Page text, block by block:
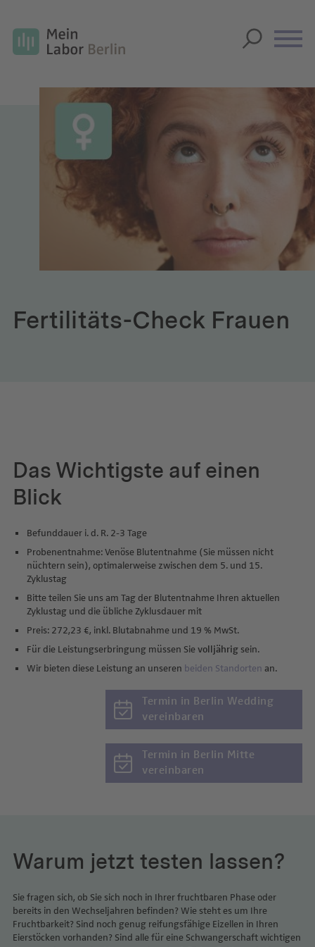
Unsere Labor-Checks
Fertilitäts-Check Frauen
Das Wichtigste auf einen
Blick
Befunddauer i. d. R. 2-3 Tage
Probenentnahme: Venöse Blutentnahme (Sie müssen nicht
nüchtern sein), optimalerweise zwischen dem 5. und 15.
Zyklustag
Bitte teilen Sie uns am Tag der Blutentnahme Ihren aktuellen
Zyklustag und die übliche Zyklusdauer mit
Preis: 272,23 €, inkl. Blutabnahme und 19 % MwSt.
Für die Leistungserbringung müssen Sie volljährigsein.
Wir bieten diese Leistung an unseren beiden Standorten an.
Termin in Berlin Wedding
vereinbaren
Termin in Berlin Mitte
vereinbaren
Warum jetzt testen lassen?
Sie fragen sich, ob Sie sich noch in Ihrer fruchtbaren Phase oder
bereits in den Wechseljahren befinden? Wie steht es um Ihre
Fruchtbarkeit? Sind noch genug reifungsfähige Eizellen in Ihren
Eierstöcken vorhanden? Sind alle für eine Schwangerschaft wichtigen